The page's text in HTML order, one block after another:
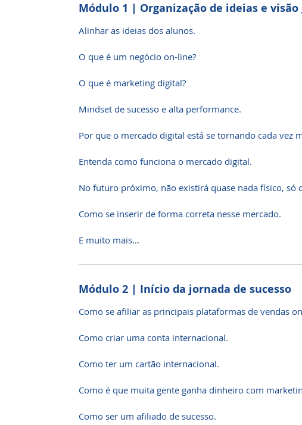
Módulo 1 | Organização de ideias e visão
Alinhar as ideias dos alunos.
O que é um negócio on-line?
O que é marketing digital?
Mindset de sucesso e alta performance.
Por que o mercado digital está se tornando cada vez
Entenda como funciona o mercado digital.
No futuro próximo, não existirá quase nada físico, só
Como se inserir de forma correta nesse mercado.
E muito mais...
Módulo 2 | Início da jornada de sucesso
Como se afiliar as principais plataformas de vendas
Como criar uma conta internacional.
Como ter um cartão internacional.
Como é que muita gente ganha dinheiro com
Como ser um afiliado de sucesso.